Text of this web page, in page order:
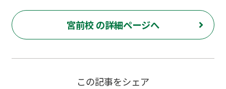
宮前校 の詳細ページへ
この記事をシェア